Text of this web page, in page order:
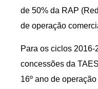
de 50% da RAP
de operação
Para os ciclos
concessões da
16º ano de